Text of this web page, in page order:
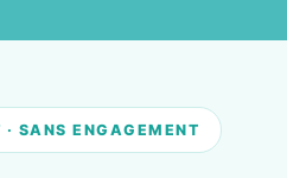
SANS ENGAGEMENT